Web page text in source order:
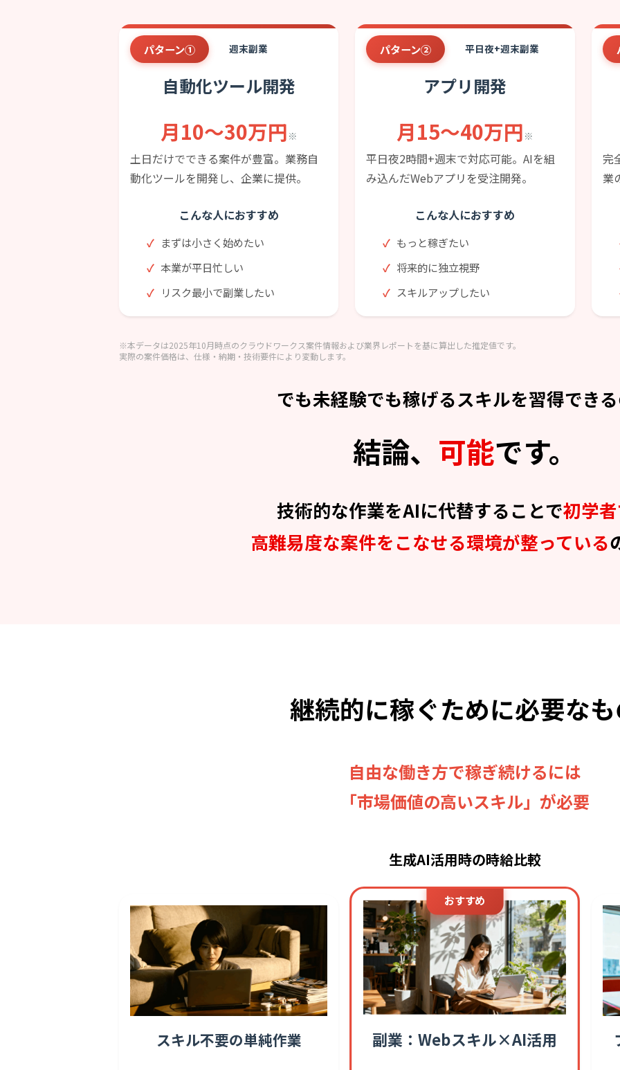
パターン① 週末副業
自動化ツール開発
月10〜30万円 ※
土日だけでできる案件が豊富。業務自
動化ツールを開発し、企業に提供。
こんな人におすすめ
まずは小さく始めたい
本業が平日忙しい
リスク最小で副業したい
パターン② 平日夜+週末副業
アプリ開発
月15〜40万円 ※
平日夜2時間+週末で対応可能。AIを組
み込んだWebアプリを受注開発。
こんな人におすすめ
もっと稼ぎたい
将来的に独立視野
スキルアップしたい
完
業
※本データは2025年10月時点のクラウドワークス案件情報および業界レポートを基に算出した推定値です。
実際の案件価格は、仕様・納期・技術要件により変動します。
でも未経験でも稼げるスキルを習得でき
結論、 可能です。
技術的な作業をAIに代替することで初学
高難易度な案件をこなせる環境が整っている
継続的に稼ぐために必要な
自由な働き方で稼ぎ続けるには
「市場価値の高いスキル」が必要
生成AI活用時の時給比較
スキル不要の単純作業
おすすめ
副業：Webスキル×AI活用